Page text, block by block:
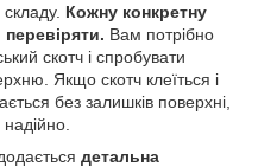
Кожну конкретну
Вам потрібно
скотч і спробувати
Якщо скотч клеїться і
без залишків поверхні,
детальна